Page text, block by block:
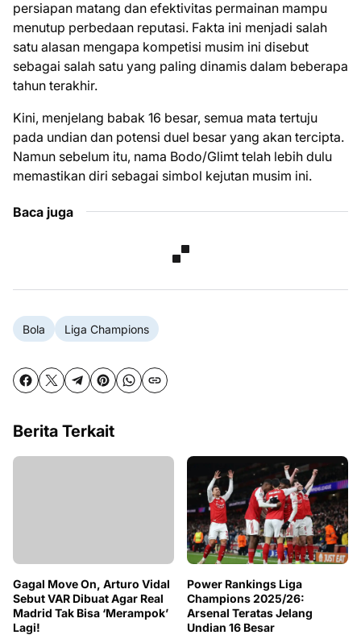
persiapan matang dan efektivitas permainan mampu
menutup perbedaan reputasi. Fakta ini menjadi salah
satu alasan mengapa kompetisi musim ini disebut
sebagai salah satu yang paling dinamis dalam beberapa
tahun terakhir.
Kini, menjelang babak 16 besar, semua mata tertuju
pada undian dan potensi duel besar yang akan tercipta.
Namun sebelum itu, nama Bodo/Glimt telah lebih dulu
memastikan diri sebagai simbol kejutan musim ini.
Baca juga
Bola Liga Champions
Berita Terkait
Gagal Move On, Arturo Vidal
Sebut VAR Dibuat Agar Real
Madrid Tak Bisa ‘Merampok’
Lagi!
Power Rankings Liga
Champions 2025/26:
Arsenal Teratas Jelang
Undian 16 Besar